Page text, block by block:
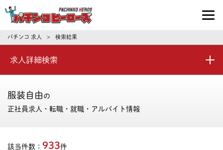
パチンコ求人・転職ならパチンコヒーロ
パチンコ 求人 > 検索結果
求人詳細検索
服装自由 の
正社員求人・転職・就職・アルバイト情報
該当件数： 933件